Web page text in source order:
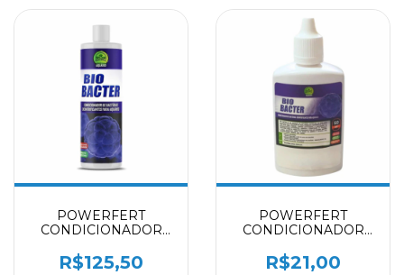
POWERFERT
CONDICIONADOR
BACTER - 1 L
R$125,50
POWERFERT
CONDICIONADOR
BACTER - 50 ML
R$21,00